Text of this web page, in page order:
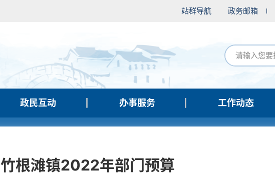
站群导航 政务邮箱
政民互动 办事服务 工作动态
竹根滩镇2022年部门预算